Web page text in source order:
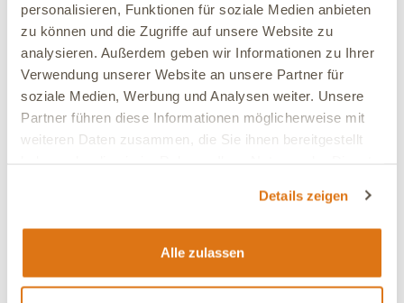
personalisieren, Funktionen für soziale Medien anbieten
zu können und die Zugriffe auf unsere Website zu
analysieren. Außerdem geben wir Informationen zu Ihrer
Verwendung unserer Website an unsere Partner für
soziale Medien, Werbung und Analysen weiter. Unsere
Partner führen diese Informationen möglicherweise mit
weiteren Daten zusammen, die Sie ihnen bereitgestellt
Details zeigen
Alle zulassen
Verträglichkeit:Sehr gut
Ja, ich empfehle dieses Produkt
23.05.2026
Celia
Verifiziert
Absolutes Lieblingsleckerlie von meiner Hündin. Kleiner
müssen mehrmals geteilt werden. Ggf. eine kleinere
Alternative anbieten, sodass sie besser im Training
genutzt werden können.
Verträglichkeit:Sehr gut